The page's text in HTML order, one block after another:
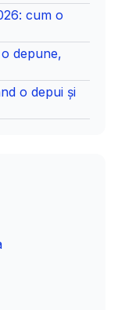
cum o
depune,
o depui și